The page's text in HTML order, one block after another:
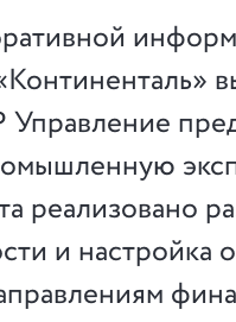
Управление
реализовано
и настройка